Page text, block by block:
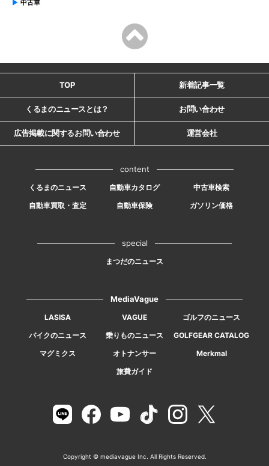
中古車
TOP 新着記事一覧
くるまのニュースとは？ お問い合わせ
広告掲載に関するお問い合わせ 運営会社
content
くるまのニュース 自動車カタログ
中古車検索
自動車買取・査定
自動車保険 ガソリン価格
special
まつだのニュース
MediaVague
LASISA VAGUE
ゴルフのニュース
バイクのニュース
乗りものニュース
GOLFGEAR CATALOG
マグミクス
オトナンサー
Merkmal
旅費ガイド
Copyright © mediavague Inc. All Rights Reserved.